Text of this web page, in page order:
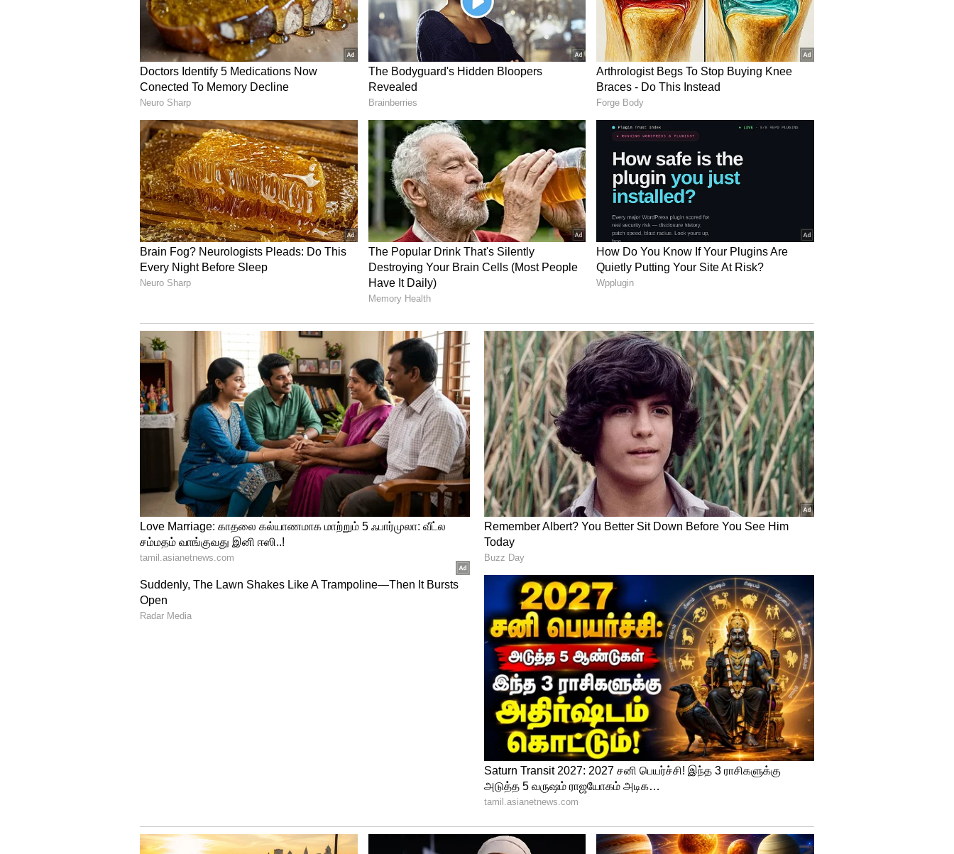
அவர் விடுதலை செய்யப்பட்டார்.
இப்பொழுது மதுரை உயர்நீதிமன்ற கிளை வழக்கின் தீர்ப்பை காரணம் காட்டி
எனது மகனை லஞ்ச ஒழிப்புத்துறை பணியில் இருந்து அவசர அவசரமாக
நீக்கப்பட்டுள்ளார் என்பதையும் ஊடகங்கள் வழியாகவே தெரிந்து கொண்டேன்.
இது குறித்து இன்றுவரை எனக்கோ எனது குடும்ப உறுப்பினர்களுக்கோ
மேற்கண்ட எந்த தகவலும் தெரிவிக்கப்படவில்லை. மேலும் இது குறித்து
சங்கருக்குக் கொடுக்கப்பட்ட நோட்டீசை அவர் வாங்க மறுத்துவிட்டார் என்ற
காரணத்தைக் காட்டி கடலூர் சிறை அதிகாரி எனது மகன் சங்கரை ஒரு
மாதகாலம் யாரும் சந்திக்க முடியாதவகையில் தடை விதித்திருப்பதாக
எனது மகனிடம் எந்தவிதமான சட்ட உதவிகளைக் கூட நாட முடியாத ஒரு சூழலில்
அவரிடம் விளக்கம் கேட்டு லஞ்ச ஒழிப்புத் துறையினர் பணிநீக்கம் தொடர்பான
நோட்டீசை வழங்க முயற்சி செய்திருப்பது பலத்த சந்தேகத்தை ஏற்படுத்தி
உள்ளது. எனது மகன் சங்கர் பல அரசியல் விவாதங்களில் கலந்து கொண்டு
சமூகம், அரசியல், ஊழல் தொடர்பான பல்வேறு கருத்துகளைப் பேசி வந்துள்ளார்.
எனது மகன் சங்கர் வெளியிடக்கூடிய கருத்துக்கள் மக்கள் மத்தியில் பிரபலம்
அடைந்து வருவதாலும் அவருக்கு ஆதரவாளர்கள் அதிகரித்து வருவதாலும்
சங்கரைப் பழிவாங்க வேண்டும் என்று பலர் தொடர்ந்து முயற்சி செய்து
வருவதை ஒரு தாயாக நான் அறிவேன்.
இதையும் படிங்க..ராஜராஜ சோழன் இந்துவா.? அந்த தற்குறி
சொல்லட்டும்.! இயக்குனர் வெற்றிமாறனை எச்சரித்த எச்.ராஜா.!